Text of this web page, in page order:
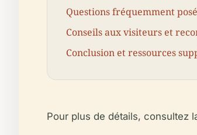
Questions fréquemment
Conseils aux visiteurs et
Conclusion et ressources
Pour plus de détails, consultez